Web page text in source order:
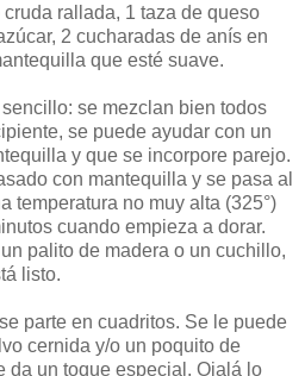
rallada, 1 taza de queso
2 cucharadas de anís en
que esté suave.
se mezclan bien todos
se puede ayudar con un
y que se incorpore parejo.
con mantequilla y se pasa al
temperatura no muy alta (325°)
cuando empieza a dorar.
palito de madera o un cuchillo,
listo.
parte en cuadritos. Se le puede
cernida y/o un poquito de
da un toque especial. Ojalá lo